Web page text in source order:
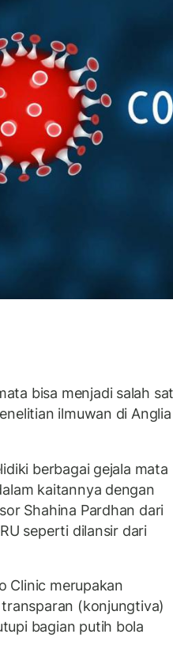
bisa menjadi salah
ilmuwan di Anglia
berbagai gejala mata
kaitannya dengan
Shahina Pardhan dari
seperti dilansir dari
Clinic merupakan
(konjungtiva)
bagian putih bola